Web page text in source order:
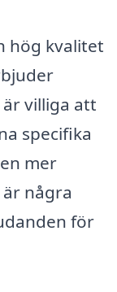
hög kvalitet
villiga att
specifika
mer
några
för